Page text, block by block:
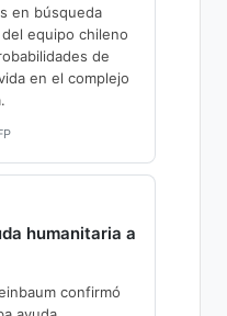
en búsqueda
equipo chileno
de
en el complejo
humanitaria a
confirmó